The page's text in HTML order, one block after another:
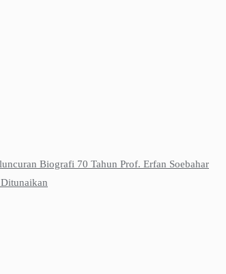
Biografi 70 Tahun Prof. Erfan Soebahar